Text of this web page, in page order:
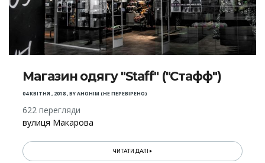
Магазин одягу "Staff" ("Стафф")
04 КВІТНЯ , 2018,BYАНОНІМ (НЕ ПЕРЕВІРЕНО)
622 перегляди
вулиця Макарова
ЧИТАТИ ДАЛІ